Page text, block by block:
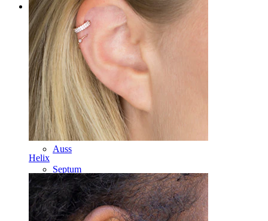
Helix
Kategorijas
Naba
Lūpas
Krūtsgals
Industriālais
Dermal
Helix
Auss
Septum
14K Zelts
Klipši